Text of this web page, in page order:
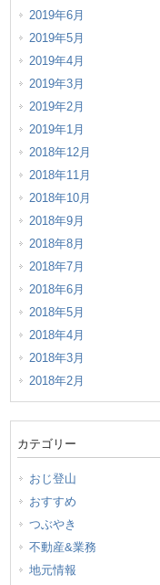
2019年6月
2019年5月
2019年4月
2019年3月
2019年2月
2019年1月
2018年12月
2018年11月
2018年10月
2018年9月
2018年8月
2018年7月
2018年6月
2018年5月
2018年4月
2018年3月
2018年2月
カテゴリー
おじ登山
おすすめ
つぶやき
不動産&業務
地元情報